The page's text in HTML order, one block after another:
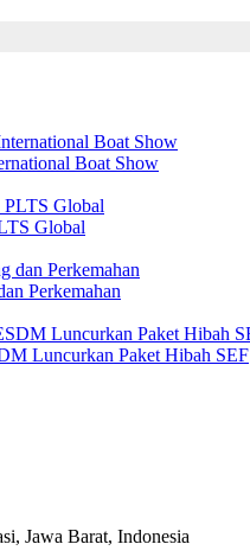
Boat Show
Global
Perkemahan
Luncurkan Paket Hibah SEF
Jawa Barat, Indonesia